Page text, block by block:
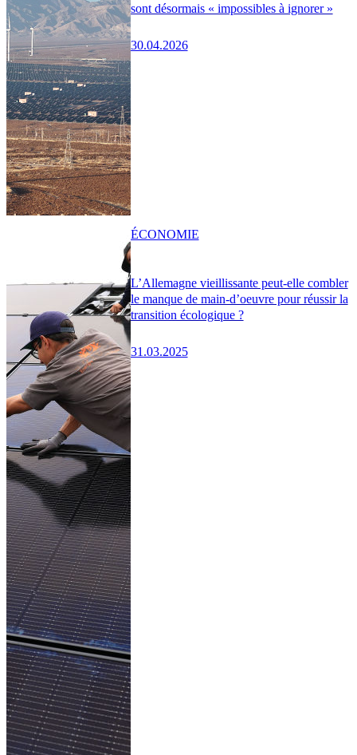
sont désormais « impossibles à ignorer »
30.04.2026
L’Allemagne vieillissante peut-elle combler
le manque de main-d’oeuvre pour réussir la
transition écologique ?
31.03.2025
ÉCONOMIE